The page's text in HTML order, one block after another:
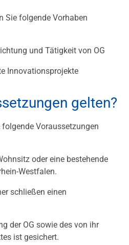
Sie folgende Vorhaben
und Tätigkeit von OG
Innovationsprojekte
gelten?
Voraussetzungen
oder eine bestehende
Westfalen.
schließen einen
der OG sowie des von ihr
ist gesichert.